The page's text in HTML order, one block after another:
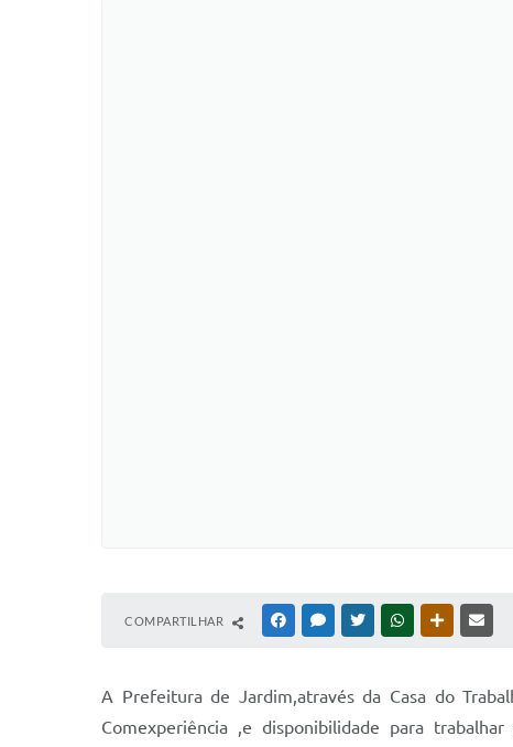
COMPARTILHAR FACEBOOKMESSENGER
TWITTERWHATSAPPOUTRAS
A Prefeitura de Jardim,através da Casa do
Comexperiência ,e disponibilidade para